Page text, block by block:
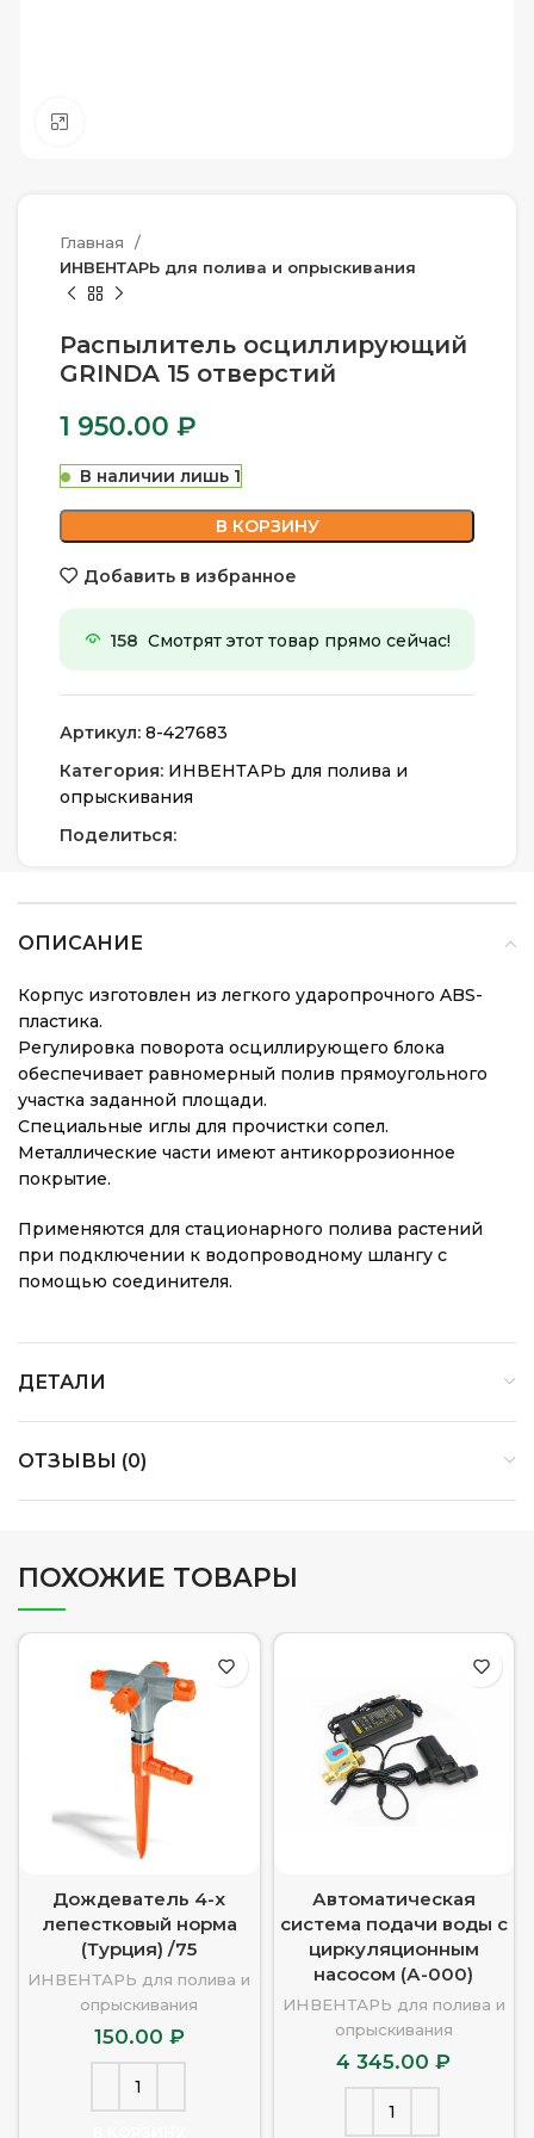
Главная
ИНВЕНТАРЬ для полива и опрыскивания
Распылитель осциллирующий
GRINDA 15 отверстий
1 950.00 ₽
В наличии лишь 1
В КОРЗИНУ
Добавить в избранное
158 Смотрят этот товар прямо сейчас!
Артикул: 8-427683
Категория: ИНВЕНТАРЬ для полива и
опрыскивания
Поделиться:
ОПИСАНИЕ
Корпус изготовлен из легкого ударопрочного ABS-
пластика.
Регулировка поворота осциллирующего блока
обеспечивает равномерный полив прямоугольного
участка заданной площади.
Специальные иглы для прочистки сопел.
Металлические части имеют антикоррозионное
покрытие.
Применяются для стационарного полива растений
при подключении к водопроводному шлангу с
помощью соединителя.
ДЕТАЛИ
ОТЗЫВЫ (0)
ПОХОЖИЕ ТОВАРЫ
Дождеватель 4-х
лепестковый норма
(Турция) /75
ИНВЕНТАРЬ для полива и
опрыскивания
150.00 ₽
Автоматическая
система подачи воды с
циркуляционным
насосом (А-000)
ИНВЕНТАРЬ для полива и
опрыскивания
4 345.00₽